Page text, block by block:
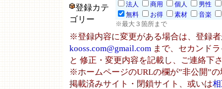
登録カテ
ゴリー
法人 商用 個人
男性
無料
お得 素材
音楽
※最大３箇所まで
※登録内容に変更がある場合は、登録
kooss.com@gmail.com まで、セカンド
と 修正・変更内容を記載し、ご連絡下
※ホームページのURLの欄が”非公開”
掲載済みサイト・閉鎖サイト、或いは